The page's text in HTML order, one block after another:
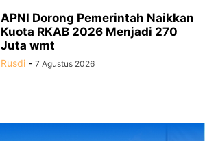
APNI Dorong Pemerintah Naikkan
Kuota RKAB 2026 Menjadi 270
Juta wmt
Rusdi - 7 Agustus 2026